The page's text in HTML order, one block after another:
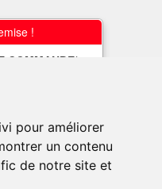
pour améliorer
un contenu
de notre site et
!
COMMANDE*
, hors
en offre,
moment de la
que la remise